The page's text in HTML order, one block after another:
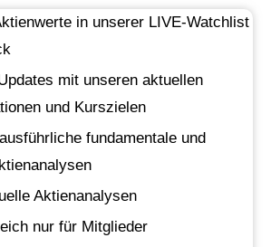
in unserer LIVE-Watchlist
mit unseren aktuellen
und Kurszielen
fundamentale und
Aktienanalysen
nur für Mitglieder